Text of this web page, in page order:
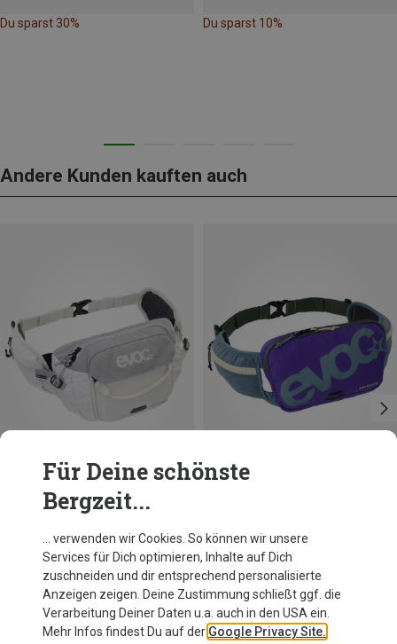
Du sparst 30% Du sparst 10%
Andere Kunden kauften auch
Hip Pack 3 Hüfttasche
Für Deine schönste
Bergzeit...
… verwenden wir Cookies. So können wir unsere
Services für Dich optimieren, Inhalte auf Dich
zuschneiden und dir entsprechend personalisierte
Anzeigen zeigen. Deine Zustimmung schließt ggf. die
Verarbeitung Deiner Daten u.a. auch in den USA ein.
Mehr Infos findest Du auf der Google Privacy Site.